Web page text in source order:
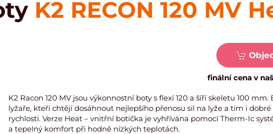
K2 RECON 120 MV
finální cena v
K2 Racon 120 MV jsou výkonnostní boty s flexí 120 a šíří skeletu 100
lyžaře, kteří chtějí dosáhnout nejlepšího přenosu sil na lyže a tím i
rychlosti. Verze Heat – vnitřní botička je vyhřívána pomocí Therm-Ic
a tepelný komfort při hodně nízkých teplotách.